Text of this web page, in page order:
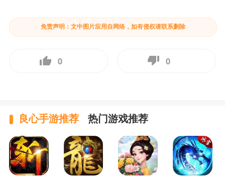
免责声明：文中图片应用自网络，如有侵权请联系删除
0 0
良心手游推荐 热门游戏推荐